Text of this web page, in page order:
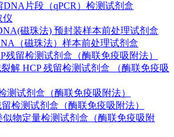
片段（qPCR）检测试剂盒
仪
磁珠法) 预封装样本前处理试剂盒
（磁珠法）样本前处理试剂盒
残留检测试剂盒（酶联免疫吸附法）
解 HCP 残留检测试剂盒 （酶联免疫吸
测试剂盒（酶联免疫吸附法）
检测试剂盒（酶联免疫吸附法）
物定量检测试剂盒（酶联免疫吸附